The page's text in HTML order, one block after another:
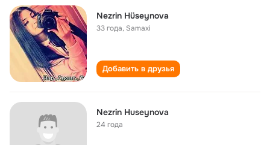
Nezrin Hüseynova
33 года, Samaxi
Добавить в друзья
Nezrin Huseynova
24 года